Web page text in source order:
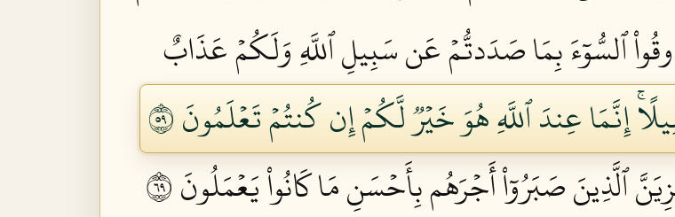
ٱلسُّوٓءَ بِمَا صَدَدتُّمۡ عَن سَبِيلِ ٱللَّهِ وَلَكُمۡ عَذَابٌ
إِنَّمَا عِندَ ٱللَّهِ هُوَ خَيۡرٞ لَّكُمۡ إِن كُنتُمۡ تَعۡلَمُونَ ٩٥
ٱلَّذِينَ صَبَرُوٓاْ أَجۡرَهُم بِأَحۡسَنِ مَا كَانُواْ يَعۡمَلُونَ ٩٦